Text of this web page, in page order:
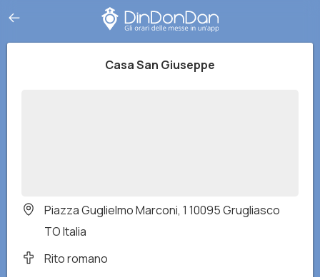
Casa San Giuseppe
Piazza Guglielmo Marconi, 1 10095 Grugliasco
TO Italia
Rito romano